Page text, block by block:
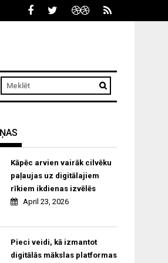
Kāpēc arvien vairāk cilvēku
paļaujas uz digitālajiem
rīkiem ikdienas izvēlēs
April 23, 2026
Pieci veidi, kā izmantot
digitālās mākslas platformas